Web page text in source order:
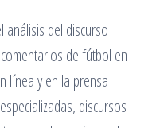
del discurso
de fútbol en
línea y en la prensa
​​discursos